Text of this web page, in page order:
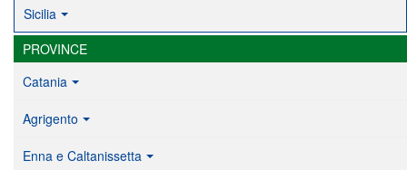
Sicilia
PROVINCE
Catania
Agrigento
Enna e Caltanissetta